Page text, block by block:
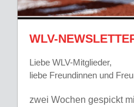
WLV-
Liebe WLV-Mitglieder,
liebe Freundinnen und
zwei Wochen gespickt